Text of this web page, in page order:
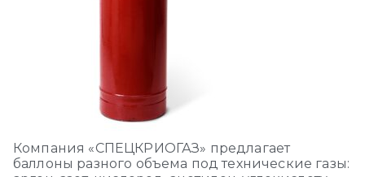
Компания «СПЕЦКРИОГАЗ» предлагает
баллоны разного объема под технические газы: